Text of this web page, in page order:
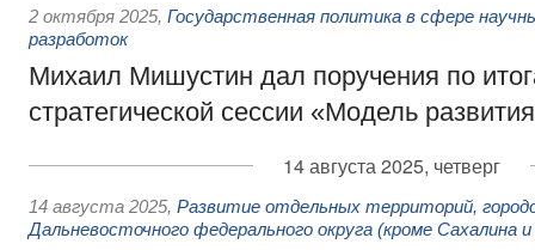
2 октября 2025, Государственная политика в сфере
разработок
Михаил Мишустин дал поручения по
стратегической сессии «Модель
14 августа 2025, четверг
14 августа 2025, Развитие отдельных территорий,
Дальневосточного федерального округа (кроме Сахалина